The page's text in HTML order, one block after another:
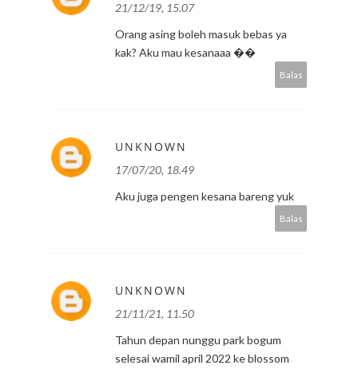
21/12/19, 15.07
Orang asing boleh masuk bebas ya
kak? Aku mau kesanaaa ��
Balas
UNKNOWN
17/07/20, 18.49
Aku juga pengen kesana bareng yuk
Balas
UNKNOWN
21/11/21, 11.50
Tahun depan nunggu park bogum
selesai wamil april 2022 ke blossom